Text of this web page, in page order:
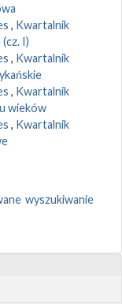
, Kwartalnik
I)
, Kwartalnik
, Kwartalnik
wieków
, Kwartalnik
wyszukiwanie